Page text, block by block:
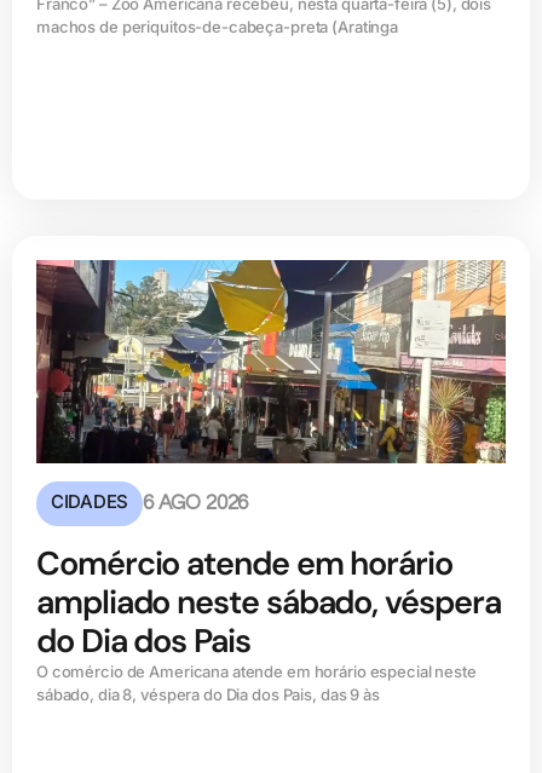
machos de periquitos-de-cabeça-preta (Aratinga
CIDADES 6 AGO 2026
Comércio atende em horário
ampliado neste sábado, véspera
do Dia dos Pais
O comércio de Americana atende em horário especial neste
sábado, dia 8, véspera do Dia dos Pais, das 9 às